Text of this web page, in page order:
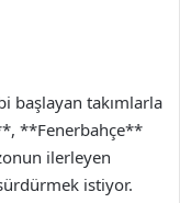
başlayan takımlarla
**Fenerbahçe**
ilerleyen
istiyor.